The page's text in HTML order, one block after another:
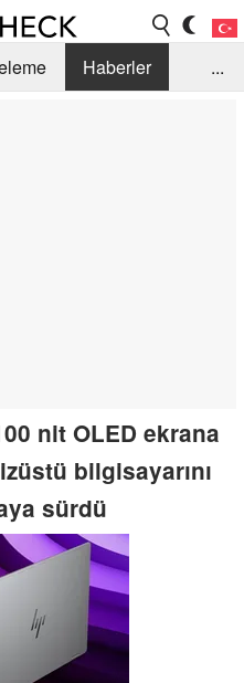
Haberler
...
nit OLED ekrana
bilgisayarını
sürdü